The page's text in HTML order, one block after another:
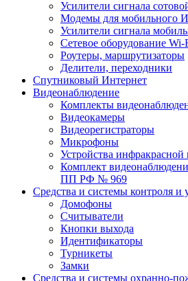
Усилители сигнала
Модемы для мобильного
Усилители сигнала
Сетевое оборудование
Роутеры, маршрутизаторы
Делители, переходники
Спутниковый Интернет
Видеонаблюдение
Комплекты
Видеокамеры
Видеорегистраторы
Микрофоны
Устройства инфракрасной
Комплект
ПП РФ № 969
Средства и системы контроля и
Домофоны
Считыватели
Кнопки выхода
Идентификаторы
Турникеты
Замки
Средства и системы охранно-